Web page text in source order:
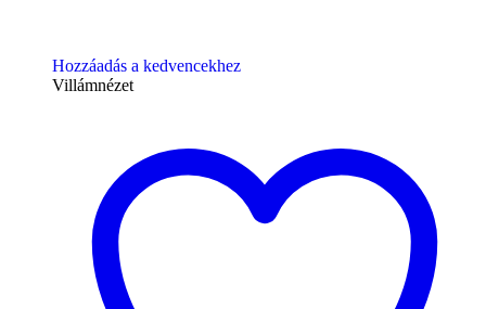
Hozzáadás a kedvencekhez
Villámnézet